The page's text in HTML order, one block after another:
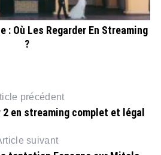
: Où Les Regarder En Streaming
?
précédent
2 en streaming complet et légal
suivant